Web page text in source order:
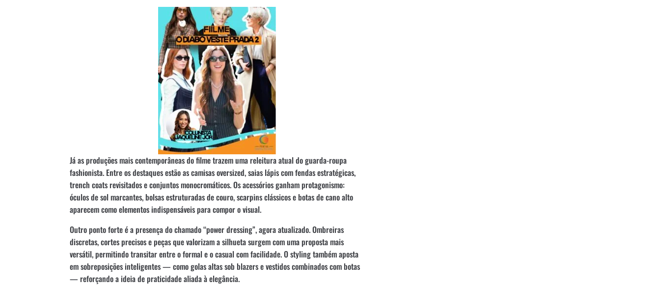
Já as produções mais contemporâneas do filme trazem uma releitura atual do guarda-roupa
fashionista. Entre os destaques estão as camisas oversized, saias lápis com fendas estratégicas,
trench coats revisitados e conjuntos monocromáticos. Os acessórios ganham protagonismo:
óculos de sol marcantes, bolsas estruturadas de couro, scarpins clássicos e botas de cano alto
aparecem como elementos indispensáveis para compor o visual.
Outro ponto forte é a presença do chamado “power dressing”, agora atualizado. Ombreiras
discretas, cortes precisos e peças que valorizam a silhueta surgem com uma proposta mais
versátil, permitindo transitar entre o formal e o casual com facilidade. O styling também aposta
em sobreposições inteligentes — como golas altas sob blazers e vestidos combinados com botas
— reforçando a ideia de praticidade aliada à elegância.